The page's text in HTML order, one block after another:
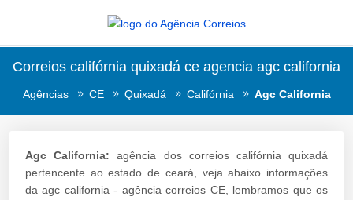
Correios califórnia quixadá ce agencia agc california
Agências CE Quixadá Califórnia Agc California
Agc California: agência dos correios califórnia quixadá
pertencente ao estado de ceará, veja abaixo informações
da agc california - agência correios CE, lembramos que os